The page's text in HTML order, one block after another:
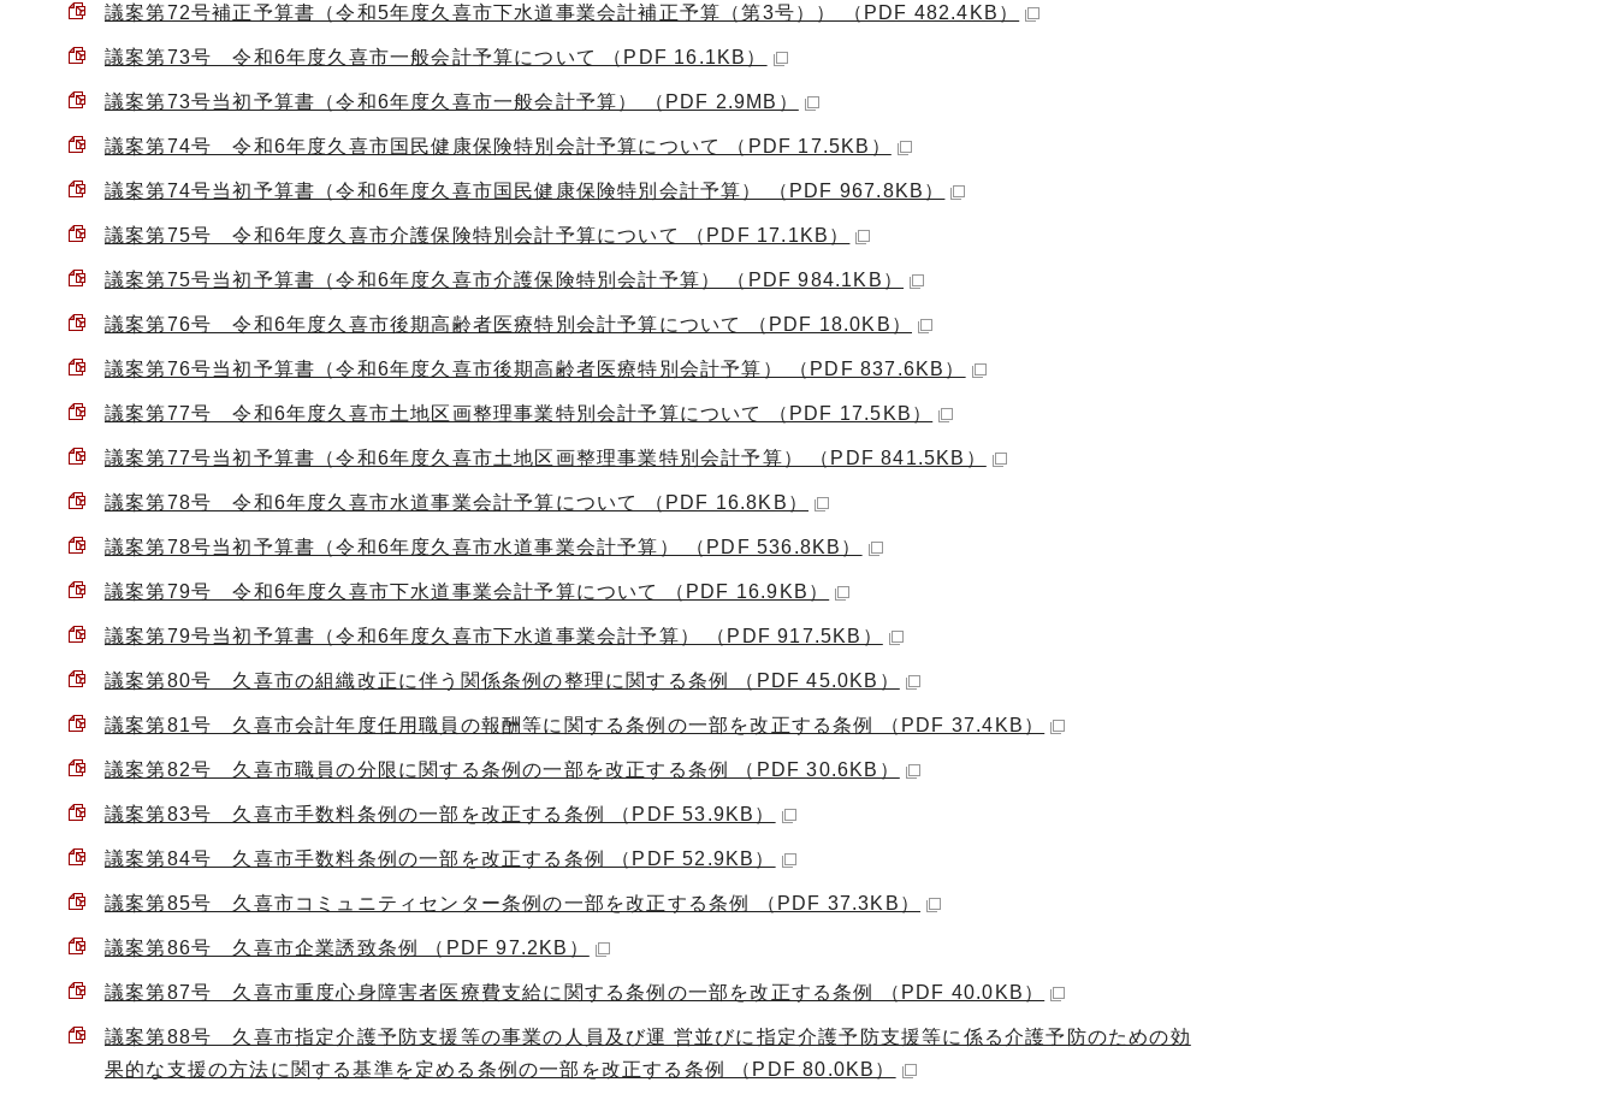
議案第72号補正予算書（令和5年度久喜市下水道事業会計補正予算（第3号）） （PDF 482.4KB）
議案第73号 令和6年度久喜市一般会計予算について （PDF 16.1KB）
議案第73号当初予算書（令和6年度久喜市一般会計予算） （PDF 2.9MB）
議案第74号 令和6年度久喜市国民健康保険特別会計予算について （PDF 17.5KB）
議案第74号当初予算書（令和6年度久喜市国民健康保険特別会計予算） （PDF 967.8KB）
議案第75号 令和6年度久喜市介護保険特別会計予算について （PDF 17.1KB）
議案第75号当初予算書（令和6年度久喜市介護保険特別会計予算） （PDF 984.1KB）
議案第76号 令和6年度久喜市後期高齢者医療特別会計予算について （PDF 18.0KB）
議案第76号当初予算書（令和6年度久喜市後期高齢者医療特別会計予算） （PDF 837.6KB）
議案第77号 令和6年度久喜市土地区画整理事業特別会計予算について （PDF 17.5KB）
議案第77号当初予算書（令和6年度久喜市土地区画整理事業特別会計予算） （PDF 841.5KB）
議案第78号 令和6年度久喜市水道事業会計予算について （PDF 16.8KB）
議案第78号当初予算書（令和6年度久喜市水道事業会計予算） （PDF 536.8KB）
議案第79号 令和6年度久喜市下水道事業会計予算について （PDF 16.9KB）
議案第79号当初予算書（令和6年度久喜市下水道事業会計予算） （PDF 917.5KB）
議案第80号 久喜市の組織改正に伴う関係条例の整理に関する条例 （PDF 45.0KB）
議案第81号 久喜市会計年度任用職員の報酬等に関する条例の一部を改正する条例 （PDF 37.4KB）
議案第82号 久喜市職員の分限に関する条例の一部を改正する条例 （PDF 30.6KB）
議案第83号 久喜市手数料条例の一部を改正する条例 （PDF 53.9KB）
議案第84号 久喜市手数料条例の一部を改正する条例 （PDF 52.9KB）
議案第85号 久喜市コミュニティセンター条例の一部を改正する条例 （PDF 37.3KB）
議案第86号 久喜市企業誘致条例 （PDF 97.2KB）
議案第87号 久喜市重度心身障害者医療費支給に関する条例の一部を改正する条例 （PDF 40.0KB）
議案第88号 久喜市指定介護予防支援等の事業の人員及び運 営並びに指定介護予防支援等に係る介護予防のための効
果的な支援の方法に関する基準を定める条例の一部を改正する条例 （PDF 80.0KB）